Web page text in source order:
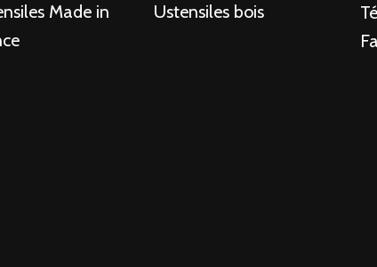
Made in
Ustensiles bois